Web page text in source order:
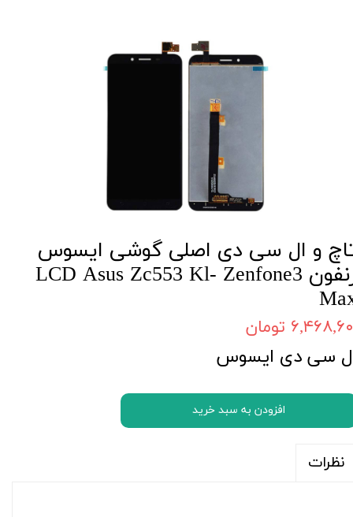
و ال سی دی اصلی گوشی ایسوس
زنفون LCD Asus Zc553 Kl- Zenfone3
تومان
سی دی ایسوس
افزودن به سبد خرید
نظرات